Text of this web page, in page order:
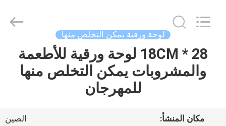
الصفحة
الرئيسية
Material
Reserved.
لوحة ورقية يمكن التخلص منها
28 * 18CM لوحة ورقية للأطعمة
والمشروبات يمكن التخلص منها
للمهرجان
مكان المنشأ:
الصين